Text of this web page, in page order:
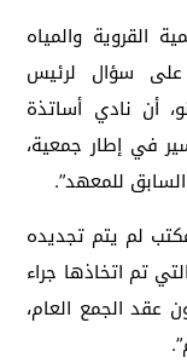
القروية والمياه
على سؤال لرئيس
أن نادي أساتذة
في إطار جمعية،
للمعهد”.
لم يتم تجديده
تم اتخاذها جراء
حالت دون عقد الجمع العام،